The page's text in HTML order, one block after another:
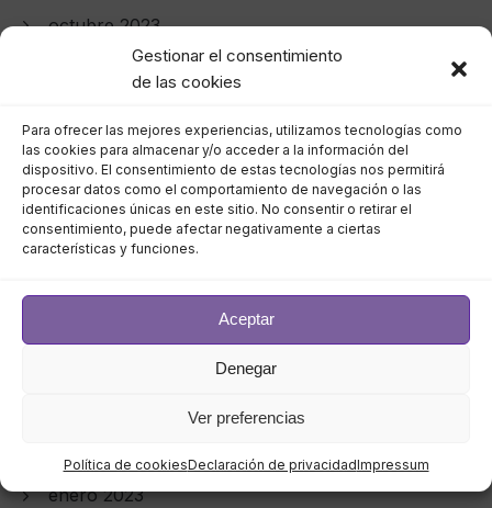
Gestionar el consentimiento
de las cookies
Para ofrecer las mejores experiencias, utilizamos tecnologías como
las cookies para almacenar y/o acceder a la información del
dispositivo. El consentimiento de estas tecnologías nos permitirá
procesar datos como el comportamiento de navegación o las
identificaciones únicas en este sitio. No consentir o retirar el
consentimiento, puede afectar negativamente a ciertas
características y funciones.
Aceptar
Denegar
Ver preferencias
Política de cookiesDeclaración de privacidadImpressum
octubre 2023
septiembre 2023
agosto 2023
julio 2023
junio 2023
abril 2023
enero 2023